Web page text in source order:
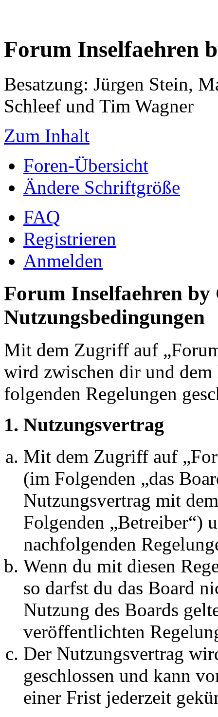
Forum Inselfaehren
Besatzung: Jürgen Stein,
Schleef und Tim Wagner
Zum Inhalt
Foren-Übersicht
Ändere Schriftgröße
FAQ
Registrieren
Anmelden
Forum Inselfaehren by
Nutzungsbedingungen
Mit dem Zugriff auf
wird zwischen dir und
folgenden Regelungen
1. Nutzungsvertrag
Mit dem Zugriff auf
(im Folgenden „das
Nutzungsvertrag mit
Folgenden „Betreiber“)
nachfolgenden
Wenn du mit diesen
so darfst du das Board
Nutzung des Boards
veröffentlichten
Der Nutzungsvertrag
geschlossen und kann
einer Frist jederzeit